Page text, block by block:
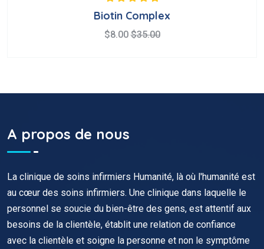
sur 5
Biotin Complex
$8.00 $35.00
A propos de nous
La clinique de soins infirmiers Humanité, là où l'humanité est
au cœur des soins infirmiers. Une clinique dans laquelle le
personnel se soucie du bien-être des gens, est attentif aux
besoins de la clientèle, établit une relation de confiance
avec la clientèle et soigne la personne et non le symptôme